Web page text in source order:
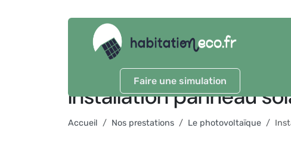
Faire une simulation
Installation panneau
Accueil Nos prestations Le photovoltaïque